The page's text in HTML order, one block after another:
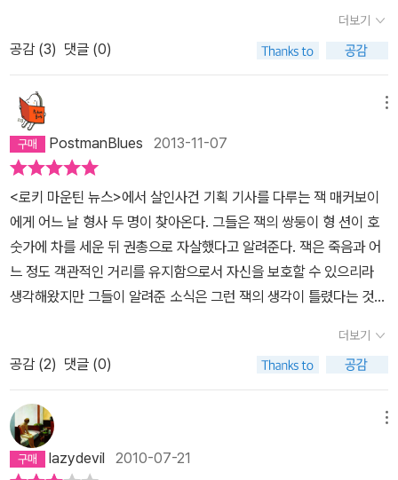
땀이 쫙 흘렀던 것을 기억한다. 섬찟함, 악의, 끝을 알 수 없는 다크 포
스를 풀풀 풍기는 포우의 글들그 어둡고 오싹한 분위기를 제대로 이
후속작인 <시인의 계곡>이 나와 있고, 악당을 변호하는 변호사 이야
기인 <링컨차를 타는 변호사>, 그리고 <실종>이 번역되어 있다. 막
상 가장 궁금한 해리 보쉬 시리즈(집에 있는 원서로나 읽어봐야겠다)
는 안나오고 말이다. 이 작품들이 잘 팔려서, 해리 보쉬 시리즈나 꾸준
히 나와줬음 좋겠다.
들과 함께 있을 때는 슬픈 표정으로 연민의 감정을 표현하고, 혼자 있
을 때는 노련한 장인이 된다. 나는 죽음 과 어느 정도 거리를 유지하는
것이 죽음을 다루는 비결이라고 옛날부터 생각했다. 그것이 법칙이
다. 죽음의 숨결이 얼굴에 닿을 만큼 죽음이 가까이 다가오게 하면 안
된다. - 13 - 어쨌든 나는 그 미끼를 물었다. 그리고 그 뒤로 내 삶의
모든 것이 변했다. 누구의 삶이든 세월이 흐른 뒤 회고를 해보면 삶의
지도를 분명히 그릴 수 있듯이, 내 삶은 그 한 문장과 함께, 내가 글렌
에게 형 이야기를 쓰겠다고 말한 그 순간에 변해 버렸다. 그때 나는 죽
음에 대해 조금은 안다고 생각했다. 악마에 대해서도 안다고 생각했
다. 하지만 사실 나는 아무것도 모르고 있었다. - 39 2021. aug.
더보기
공감 (3) 댓글 (0)
PostmanBlues 2013-11-07
<로키 마운틴 뉴스>에서 살인사건 기획 기사를 다루는 잭 매커보이
에게 어느 날 형사 두 명이 찾아온다. 그들은 잭의 쌍둥이 형 션이 호
숫가에 차를 세운 뒤 권총으로 자살했다고 알려준다. 잭은 죽음과 어
느 정도 객관적인 거리를 유지함으로서 자신을 보호할 수 있으리라
생각해왔지만 그들이 알려준 소식은 그런 잭의 생각이 틀렸다는 것을
살해된 테레사 로프턴 사건에 몰두해 있었는데 사건에 자신을 투영시
킨 나머지 우울증에 시달려 왔었고 죽기 전 차 유리창에 '공간을 넘고
시간을 넘어' 라는, 모호하긴 하나 유서로 간주될 만한 말을 남겼다.잭
은 션의 죽음을 받아들이기 위해서라도 기사를 써야만 하리라 생각한
다. 하지만 그런 잭의 결심이 가족들에게는 직업적인 이기심으로 비
춰진다. 잭은 기사를 쓰기 위해 자살한 경찰관들의 사건을 검토하기
더보기
공감 (2) 댓글 (0)
lazydevil 2010-07-21